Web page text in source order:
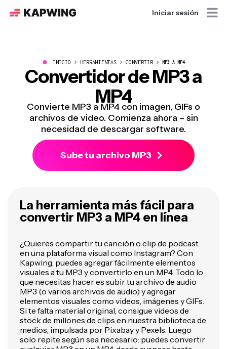
Iniciar sesión
● INICIO HERRAMIENTAS CONVERTIR MP3 A MP4
Convertidor de MP3 a
MP4
Convierte MP3 a MP4 con imagen, GIFs o
archivos de video. Comienza ahora – sin
necesidad de descargar software.
Sube tu archivo MP3
La herramienta más fácil para
convertir MP3 a MP4 en línea
¿Quieres compartir tu canción o clip de podcast
en una plataforma visual como Instagram? Con
Kapwing, puedes agregar fácilmente elementos
visuales a tu MP3 y convertirlo en un MP4. Todo lo
que necesitas hacer es subir tu archivo de audio
MP3 (o varios archivos de audio) y agregar
elementos visuales como videos, imágenes y GIFs.
Si te falta material original, consigue videos de
stock de millones de clips en nuestra biblioteca de
medios, impulsada por Pixabay y Pexels. Luego
solo repite según sea necesario: puedes convertir